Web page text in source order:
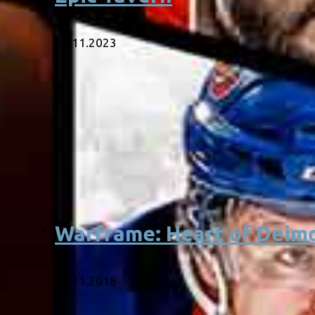
24.11.2023
Warframe: Heart of
18.11.2018